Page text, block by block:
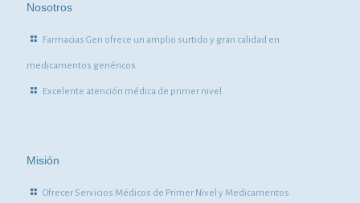
Nosotros
Farmacias Gen ofrece un amplio surtido y gran calidad en
medicamentos genéricos.
Excelente atención médica de primer nivel.
Misión
Ofrecer Servicios Médicos de Primer Nivel y Medicamentos